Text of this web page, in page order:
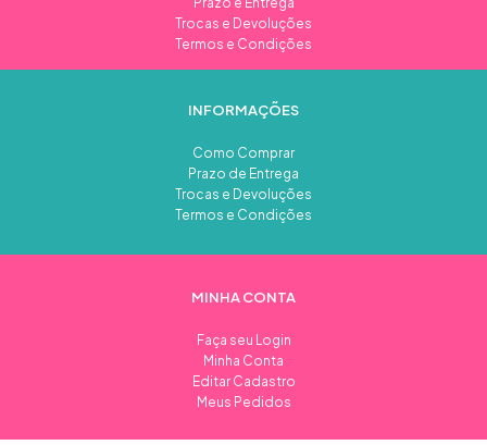
Trocas e Devoluções
Termos e Condições
INFORMAÇÕES
Como Comprar
Prazo de Entrega
Trocas e Devoluções
Termos e Condições
MINHA CONTA
Faça seu Login
Minha Conta
Editar Cadastro
Meus Pedidos